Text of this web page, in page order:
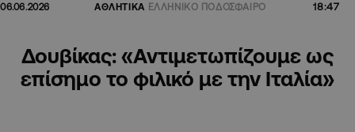
06.06.2026 ΑΘΛΗΤΙΚΑ ΕΛΛΗΝΙΚΟ ΠΟΔΟΣΦΑΙΡΟ 18:47
Δουβίκας: «Αντιμετωπίζουμε ως
επίσημο το φιλικό με την Ιταλία»